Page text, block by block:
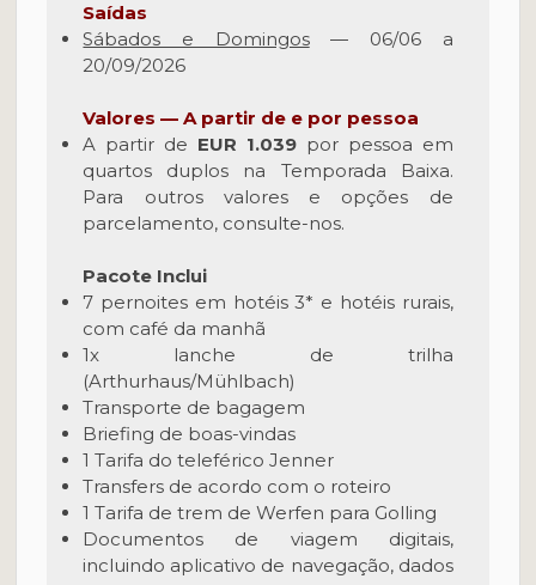
Saídas
Sábados e Domingos— 06/06 a
20/09/2026
Valores — A partir de e por pessoa
A partir de EUR 1.039 por pessoa em
quartos duplos na Temporada Baixa.
Para outros valores e opções de
parcelamento, consulte-nos.
Pacote Inclui
7 pernoites em hotéis 3* e hotéis rurais,
com café da manhã
1x lanche de trilha
(Arthurhaus/Mühlbach)
Transporte de bagagem
Briefing de boas-vindas
1 Tarifa do teleférico Jenner
Transfers de acordo com o roteiro
1 Tarifa de trem de Werfen para Golling
Documentos de viagem digitais,
incluindo aplicativo de navegação, dados